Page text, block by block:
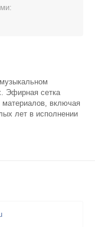
Эфирная сетка
включая
лет в исполнении